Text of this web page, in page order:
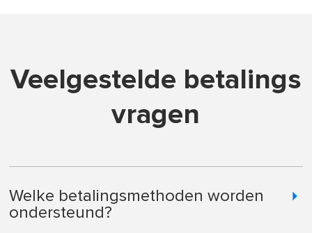
Veelgestelde betalings
vragen
Welke betalingsmethoden worden
ondersteund?